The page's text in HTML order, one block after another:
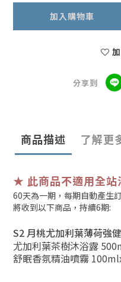
加入購物車
分享到
商品描述 了解更
★ 此商品不適用全站
60天為一期，每期自動產生
將收到以下商品，持續6期:
S2 月桃尤加利葉薄荷強
尤加利葉茶樹沐浴露
舒眠香氛精油噴霧 100ml